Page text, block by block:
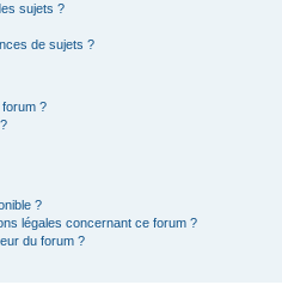
sujets ?
de sujets ?
?
?
légales concernant ce forum ?
du forum ?